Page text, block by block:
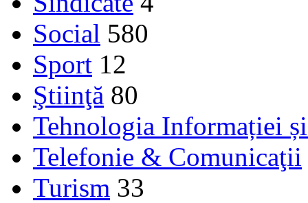
Social 580
Sport 12
Ştiinţă 80
Tehnologia Informației
Telefonie & Comunicaţii
Turism 33